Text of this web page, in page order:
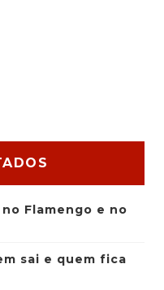
Flamengo e no
sai e quem fica